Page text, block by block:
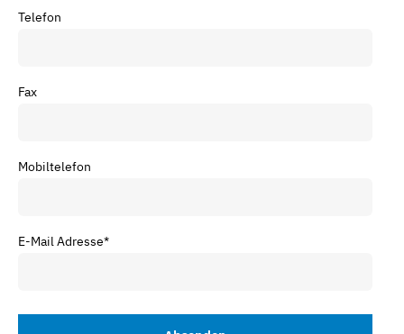
Telefon
Fax
Mobiltelefon
E-Mail Adresse*